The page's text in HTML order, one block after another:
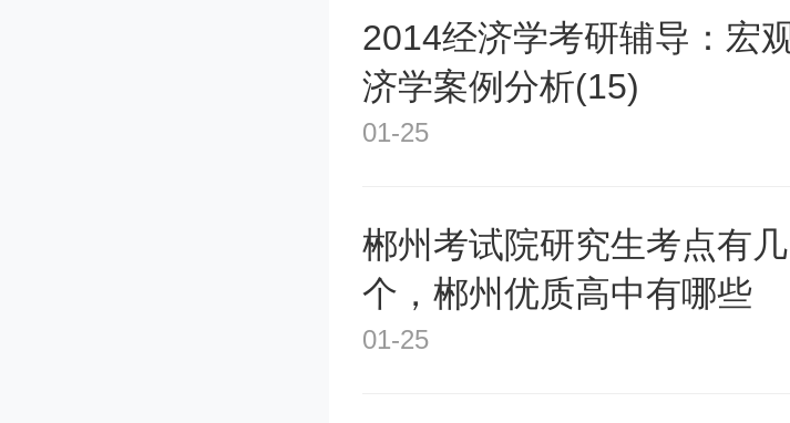
好的人文素养和社会责任
2、其次，改革将更加强调
往往过于注重理论知识的
作的重要性。改革后，将
让考生有更多的机会展示
2014经济学考研辅导：宏
济学案例分析(15)
01-25
郴州考试院研究生考点有几
个，郴州优质高中有哪些
01-25